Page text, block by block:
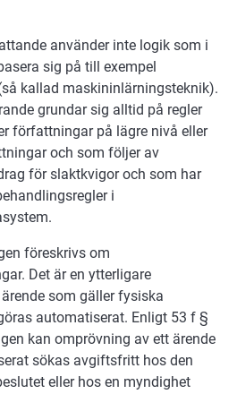
använder inte logik som i
sig på till exempel
kallad maskininlärningsteknik).
grundar sig alltid på regler
författningar på lägre nivå eller
och som följer av
för slaktkvigor och som har
i
föreskrivs om
Det är en ytterligare
som gäller fysiska
automatiserat. Enligt 53 f §
kan omprövning av ett ärende
sökas avgiftsfritt hos den
eller hos en myndighet